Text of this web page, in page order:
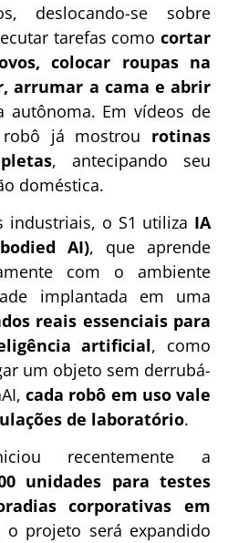
deslocando-se sobre
tarefas como cortar
colocar roupas na
arrumar a cama e abrir
autônoma. Em vídeos de
já mostrou rotinas
, antecipando seu
doméstica.
industriais, o S1 utiliza IA
AI), que aprende
com o ambiente
implantada em uma
reais essenciais para
artificial, como
um objeto sem derrubá-
cada robô em uso vale
de laboratório.
recentemente a
unidades para testes
corporativas em
o projeto será expandido